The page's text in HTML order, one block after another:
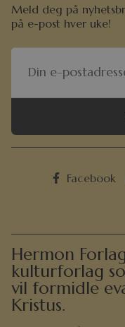
Meld deg på
på e-post hver uke!
Facebook
Hermon
kulturforlag
vil formidle
Kristus.